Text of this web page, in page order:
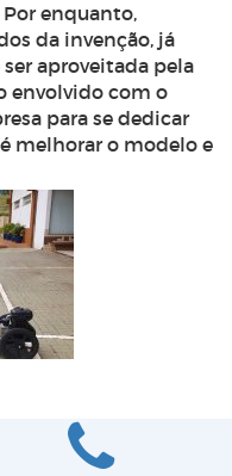
enquanto,
da invenção, já
aproveitada pela
envolvido com o
para se dedicar
é melhorar o modelo e